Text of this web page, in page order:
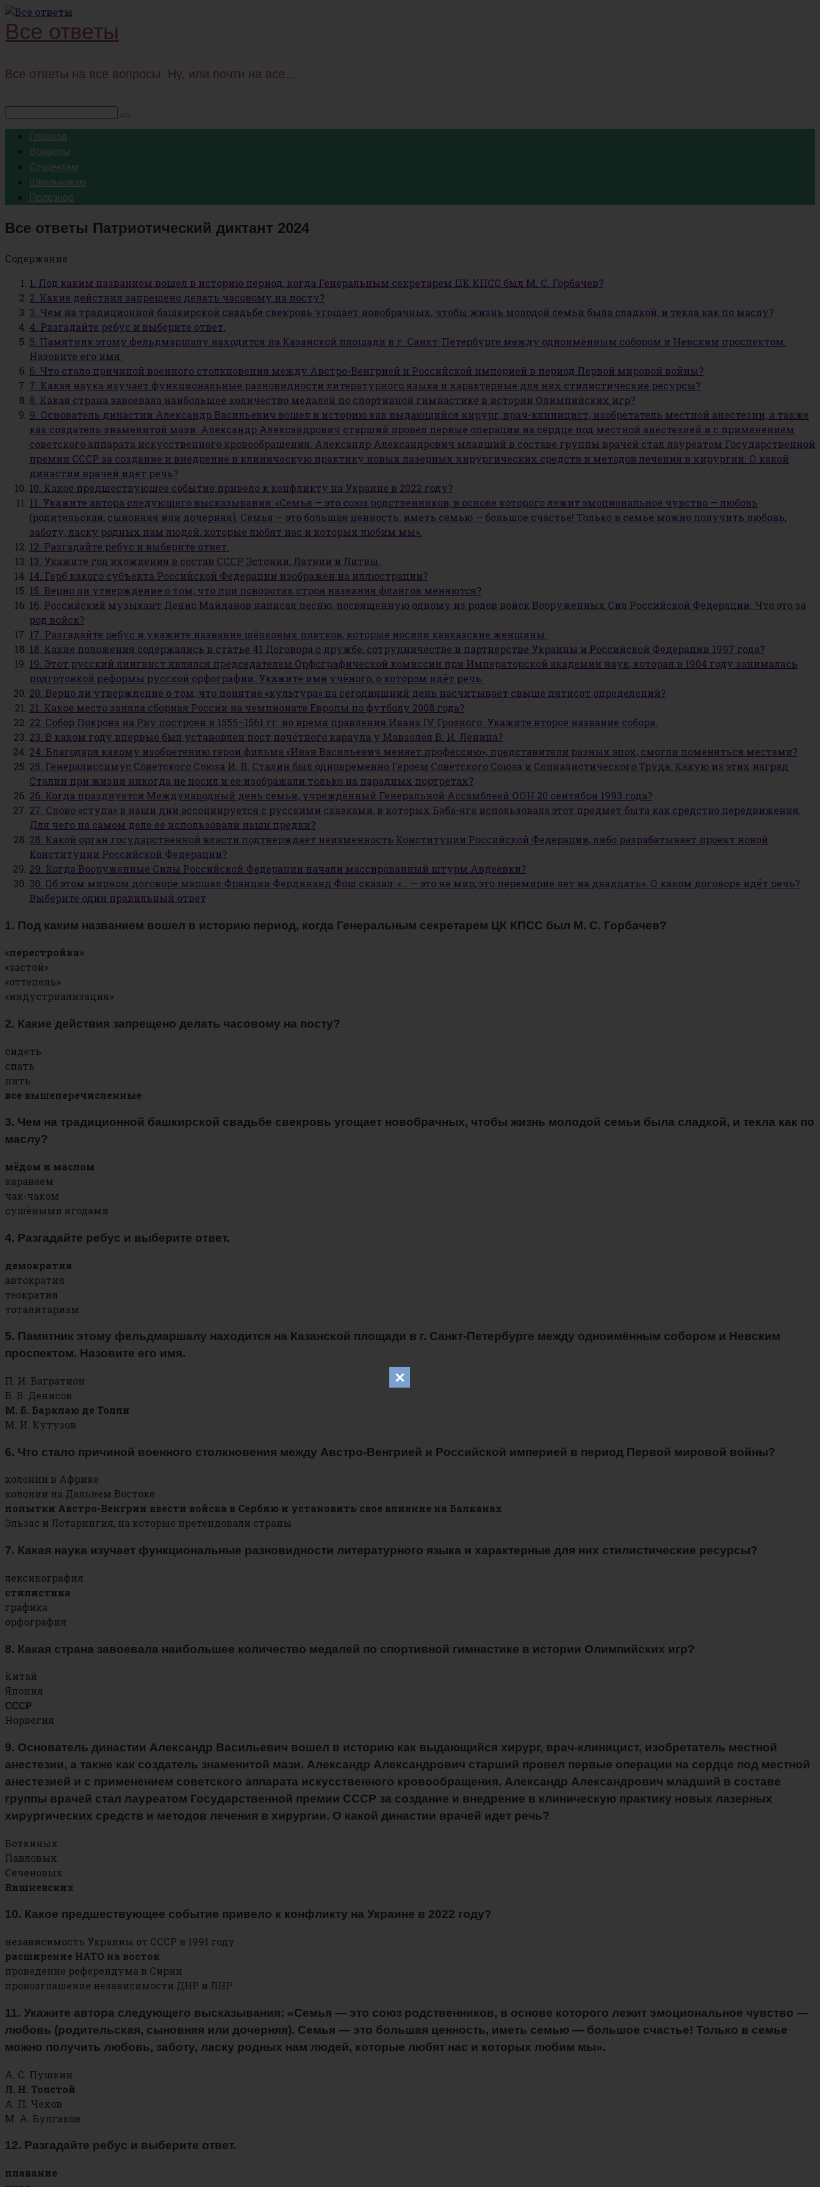
Перейти
к
контенту
Все ответы
Все ответы на все вопросы. Ну, или почти на все…
Поиск:
Главная
Вопросы
Студентам
Школьникам
Полезное
Все ответы Патриотический диктант 2024
Содержание
1. Под каким названием вошел в историю период, когда Генеральным секретарем ЦК КПСС был М. С. Горбачев?
2. Какие действия запрещено делать часовому на посту?
3. Чем на традиционной башкирской свадьбе свекровь угощает новобрачных, чтобы жизнь молодой семьи была сладкой, и текла как по маслу?
4. Разгадайте ребус и выберите ответ.
5. Памятник этому фельдмаршалу находится на Казанской площади в г. Санкт-Петербурге между одноимённым собором и Невским проспектом.
Назовите его имя.
6. Что стало причиной военного столкновения между Австро-Венгрией и Российской империей в период Первой мировой войны?
7. Какая наука изучает функциональные разновидности литературного языка и характерные для них стилистические ресурсы?
8. Какая страна завоевала наибольшее количество медалей по спортивной гимнастике в истории Олимпийских игр?
9. Основатель династии Александр Васильевич вошел в историю как выдающийся хирург, врач-клиницист, изобретатель местной анестезии, а также
как создатель знаменитой мази. Александр Александрович старший провел первые операции на сердце под местной анестезией и с применением
советского аппарата искусственного кровообращения. Александр Александрович младший в составе группы врачей стал лауреатом Государственной
премии СССР за создание и внедрение в клиническую практику новых лазерных хирургических средств и методов лечения в хирургии. О какой
династии врачей идет речь?
10. Какое предшествующее событие привело к конфликту на Украине в 2022 году?
11. Укажите автора следующего высказывания: «Семья — это союз родственников, в основе которого лежит эмоциональное чувство — любовь
(родительская, сыновняя или дочерняя). Семья — это большая ценность, иметь семью — большое счастье! Только в семье можно получить любовь,
заботу, ласку родных нам людей, которые любят нас и которых любим мы».
12. Разгадайте ребус и выберите ответ.
13. Укажите год вхождения в состав СССР Эстонии, Латвии и Литвы.
14. Герб какого субъекта Российской Федерации изображен на иллюстрации?
15. Верно ли утверждение о том, что при поворотах строя названия флангов меняются?
16. Российский музыкант Денис Майданов написал песню, посвященную одному из родов войск Вооруженных Сил Российской Федерации. Что это за
род войск?
17. Разгадайте ребус и укажите название шёлковых платков, которые носили кавказские женщины.
18. Какие положения содержались в статье 41 Договора о дружбе, сотрудничестве и партнерстве Украины и Российской Федерации 1997 года?
19. Этот русский лингвист являлся председателем Орфографической комиссии при Императорской академии наук, которая в 1904 году занималась
подготовкой реформы русской орфографии. Укажите имя учёного, о котором идёт речь.
20. Верно ли утверждение о том, что понятие «культура» на сегодняшний день насчитывает свыше пятисот определений?
21. Какое место заняла сборная России на чемпионате Европы по футболу 2008 года?
22. Собор Покрова на Рву построен в 1555–1561 гг. во время правления Ивана IV Грозного. Укажите второе название собора.
23. В каком году впервые был установлен пост почётного караула у Мавзолея В. И. Ленина?
24. Благодаря какому изобретению герои фильма «Иван Васильевич меняет профессию», представители разных эпох, смогли поменяться местами?
25. Генералиссимус Советского Союза И. В. Сталин был одновременно Героем Советского Союза и Социалистического Труда. Какую из этих наград
Сталин при жизни никогда не носил и ее изображали только на парадных портретах?
26. Когда празднуется Международный день семьи, учреждённый Генеральной Ассамблеей ООН 20 сентября 1993 года?
27. Слово «ступа» в наши дни ассоциируется с русскими сказками, в которых Баба-яга использовала этот предмет быта как средство передвижения.
Для чего на самом деле ее использовали наши предки?
28. Какой орган государственной власти подтверждает неизменность Конституции Российской Федерации, либо разрабатывает проект новой
Конституции Российской Федерации?
29. Когда Вооруженные Силы Российской Федерации начали массированный штурм Авдеевки?
30. Об этом мирном договоре маршал Франции Фердинанд Фош сказал: «… — это не мир, это перемирие лет на двадцать». О каком договоре идёт речь?
Выберите один правильный ответ
1. Под каким названием вошел в историю период, когда Генеральным секретарем ЦК КПСС был М. С. Горбачев?
«перестройка»
«застой»
«оттепель»
«индустриализация»
2. Какие действия запрещено делать часовому на посту?
сидеть
спать
пить
все вышеперечисленные
3. Чем на традиционной башкирской свадьбе свекровь угощает новобрачных, чтобы жизнь молодой семьи была сладкой, и текла как по
маслу?
мёдом и маслом
караваем
чак-чаком
сушёными ягодами
4. Разгадайте ребус и выберите ответ.
демократия
автократия
теократия
тоталитаризм
5. Памятник этому фельдмаршалу находится на Казанской площади в г. Санкт-Петербурге между одноимённым собором и Невским
проспектом. Назовите его имя.
П. И. Багратион
В. В. Денисов
М. Б. Барклаю де Толли
М. И. Кутузов
6. Что стало причиной военного столкновения между Австро-Венгрией и Российской империей в период Первой мировой войны?
колонии в Африке
колонии на Дальнем Востоке
попытки Австро-Венгрии ввести войска в Сербию и установить свое влияние на Балканах
Эльзас и Лотарингия, на которые претендовали страны
7. Какая наука изучает функциональные разновидности литературного языка и характерные для них стилистические ресурсы?
лексикография
стилистика
графика
орфография
8. Какая страна завоевала наибольшее количество медалей по спортивной гимнастике в истории Олимпийских игр?
Китай
Япония
СССР
Норвегия
9. Основатель династии Александр Васильевич вошел в историю как выдающийся хирург, врач-клиницист, изобретатель местной
анестезии, а также как создатель знаменитой мази. Александр Александрович старший провел первые операции на сердце под местной
анестезией и с применением советского аппарата искусственного кровообращения. Александр Александрович младший в составе
группы врачей стал лауреатом Государственной премии СССР за создание и внедрение в клиническую практику новых лазерных
хирургических средств и методов лечения в хирургии. О какой династии врачей идет речь?
Боткиных
Павловых
Сеченовых
Вишневских
10. Какое предшествующее событие привело к конфликту на Украине в 2022 году?
независимость Украины от СССР в 1991 году
расширение НАТО на восток
проведение референдума в Сирии
провозглашение независимости ДНР и ЛНР
11. Укажите автора следующего высказывания: «Семья — это союз родственников, в основе которого лежит эмоциональное чувство —
любовь (родительская, сыновняя или дочерняя). Семья — это большая ценность, иметь семью — большое счастье! Только в семье
можно получить любовь, заботу, ласку родных нам людей, которые любят нас и которых любим мы».
А. С. Пушкин
Л. Н. Толстой
А. П. Чехов
М. А. Булгаков
12. Разгадайте ребус и выберите ответ.
плавание